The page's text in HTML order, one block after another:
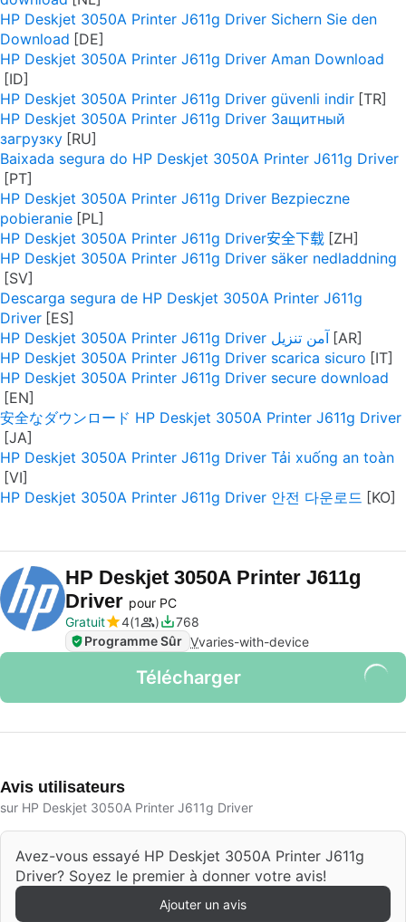
HP Deskjet 3050A Printer J611g Driver Sichern Sie den
Download
HP Deskjet 3050A Printer J611g Driver Aman Download
HP Deskjet 3050A Printer J611g Driver güvenli indir
HP Deskjet 3050A Printer J611g Driver Защитный
загрузку
Baixada segura do HP Deskjet 3050A Printer J611g Driver
HP Deskjet 3050A Printer J611g Driver Bezpieczne
pobieranie
HP Deskjet 3050A Printer J611g Driver安全下载
HP Deskjet 3050A Printer J611g Driver säker nedladdning
Descarga segura de HP Deskjet 3050A Printer J611g
Driver
HP Deskjet 3050A Printer J611g Driver آمن تنزيل
HP Deskjet 3050A Printer J611g Driver scarica sicuro
HP Deskjet 3050A Printer J611g Driver secure download
安全なダウンロード HP Deskjet 3050A Printer J611g Driver
HP Deskjet 3050A Printer J611g Driver Tải xuống an toàn
HP Deskjet 3050A Printer J611g Driver 안전 다운로드
HP Deskjet 3050A Printer J611g
Driver pour PC
Gratuit
4 1
768
Programme Sûr Vvaries-with-device
Télécharger
Avis utilisateurs
sur HP Deskjet 3050A Printer J611g Driver
Avez-vous essayé HP Deskjet 3050A Printer J611g
Driver? Soyez le premier à donner votre avis!
Ajouter un avis